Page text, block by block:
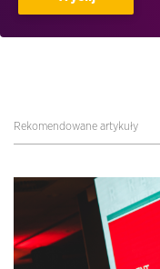
Rekomendowane artykuły